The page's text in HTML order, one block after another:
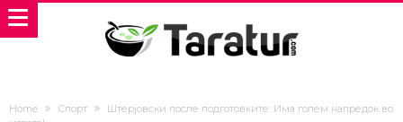
Home Спорт
Штерјовски после подготовките: Има голем напредок во